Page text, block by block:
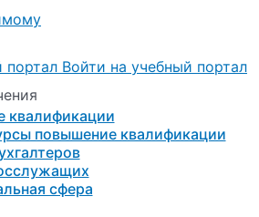
Войти на учебный портал
квалификации
повышение квалификации
сфера